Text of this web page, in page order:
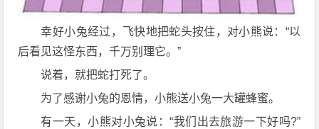
幸好小兔经过，飞快地把蛇头按住，对小熊说：“以
后看见这怪东西，千万别理它。”
说着，就把蛇打死了。
为了感谢小兔的恩情，小熊送小兔一大罐蜂蜜。
有一天，小熊对小兔说：“我们出去旅游一下好吗?”